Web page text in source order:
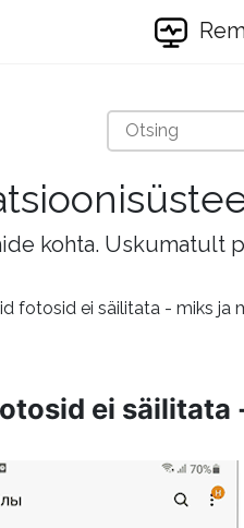
kohta. Uskumatult
fotosid ei säilitata - miks ja
ei säilitata